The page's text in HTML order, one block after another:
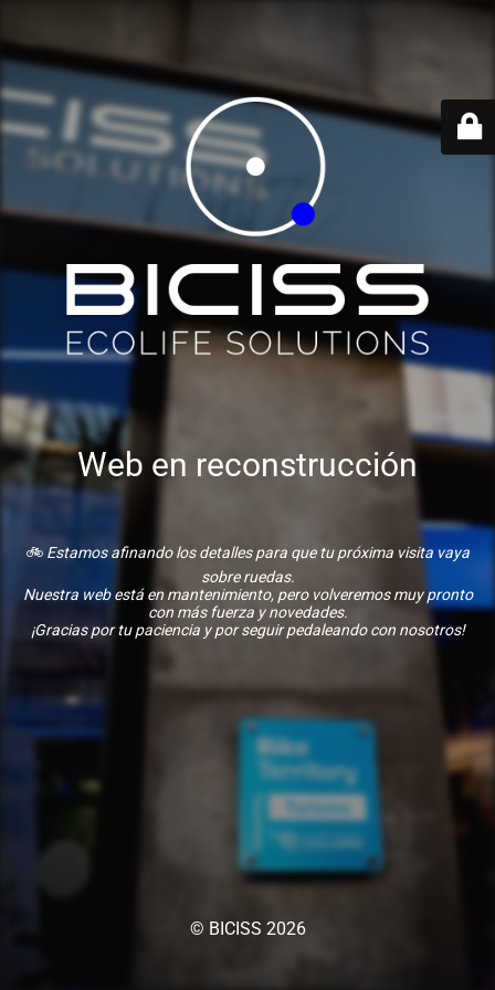
Web en reconstrucción
🚲 Estamos afinando los detalles para que tu próxima visita vaya
sobre ruedas.
Nuestra web está en mantenimiento, pero volveremos muy pronto
con más fuerza y novedades.
¡Gracias por tu paciencia y por seguir pedaleando con nosotros!
© BICISS 2026